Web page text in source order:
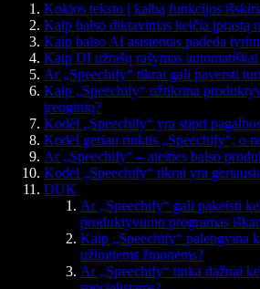
Kokios teksto į kalbą funkcijos
Kaip balso diktavimas keičia įprastą
Kaip balso AI asistentas padeda
Kaip DI užrašų rašymas
Ar „Speechify“ tikrai gali paversti
Kaip „Speechify“ užtikrina
įrenginių?
Kodėl „Speechify“ yra stipri
Kodėl geriau rinktis „Speechify“, o
Ar „Speechify“ – ateities balso
Kodėl „Speechify“ tikrai yra
DUK
Ar „Speechify“ gali pakeisti
produktyvumo programas
Kaip „Speechify“ palengvina
užimtiems žmonėms?
Ar „Speechify“ tinka dažnai